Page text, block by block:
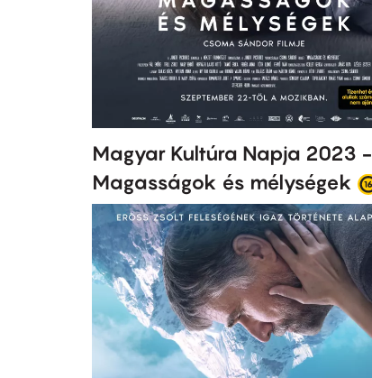
Magyar Kultúra Napja 2023 -
Magasságok és mélységek